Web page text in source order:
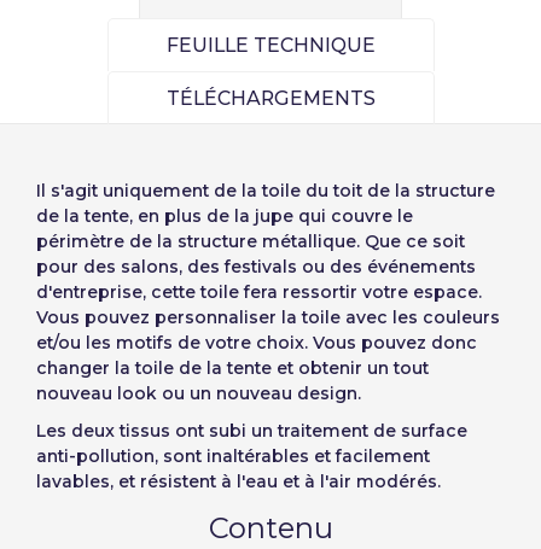
Accès
Récupérer le mot de passe
Norway
FEUILLE TECHNIQUE
TÉLÉCHARGEMENTS
Il s'agit uniquement de la toile du toit de la structure
de la tente, en plus de la jupe qui couvre le
périmètre de la structure métallique. Que ce soit
pour des salons, des festivals ou des événements
d'entreprise, cette toile fera ressortir votre espace.
Vous pouvez personnaliser la toile avec les couleurs
et/ou les motifs de votre choix. Vous pouvez donc
changer la toile de la tente et obtenir un tout
nouveau look ou un nouveau design.
Les deux tissus ont subi un traitement de surface
anti-pollution, sont inaltérables et facilement
lavables, et résistent à l'eau et à l'air modérés.
Contenu
Annuler